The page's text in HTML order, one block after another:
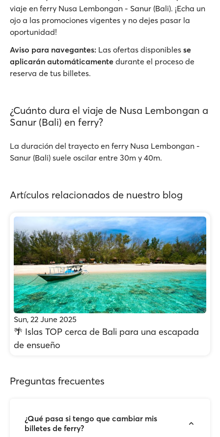
viaje en ferry Nusa Lembongan - Sanur (Bali). ¡Echa un
ojo a las promociones vigentes y no dejes pasar la
oportunidad!
Aviso para navegantes: Las ofertas disponibles se
aplicarán automáticamente durante el proceso de
reserva de tus billetes.
¿Cuánto dura el viaje de Nusa Lembongan a
Sanur (Bali) en ferry?
La duración del trayecto en ferry Nusa Lembongan -
Sanur (Bali) suele oscilar entre 30m y 40m.
Artículos relacionados de nuestro blog
Sun, 22 June 2025
🌴 Islas TOP cerca de Bali para una escapada
de ensueño
Preguntas frecuentes
¿Qué pasa si tengo que cambiar mis
billetes de ferry?